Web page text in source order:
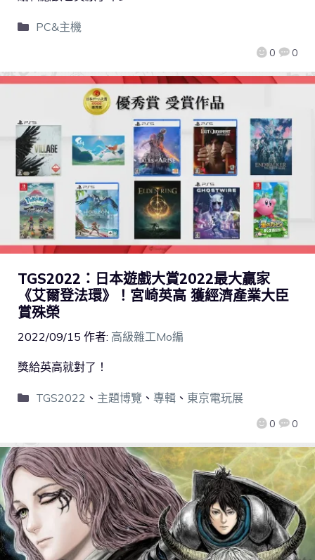
0 0
PC&主機
TGS2022：日本遊戲大賞2022最大贏家
《艾爾登法環》！宮崎英高 獲經濟產業大臣
賞殊榮
2022/09/15 作者: 高級雜工Mo編
0 0
獎給英高就對了！
TGS2022 、 主題博覽 、 專輯、 東京電玩展